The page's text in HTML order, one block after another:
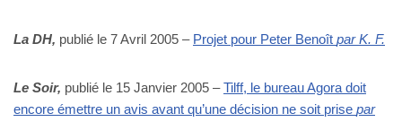
La DH, publié le 7 Avril 2005 – Projet pour Peter Benoît par K. F.
Le Soir, publié le 15 Janvier 2005 –Tilff, le bureau Agora doit
encore émettre un avis avant qu’une décision ne soit prise par